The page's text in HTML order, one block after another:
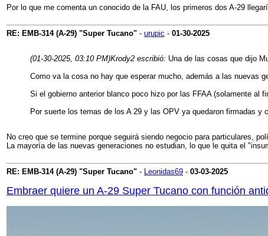
Por lo que me comenta un conocido de la FAU, los primeros dos A-29
RE: EMB-314 (A-29) "Super Tucano" - urupic - 01-30-2025
(01-30-2025, 03:10 PM)Krody2 escribió: Una de las cosas que dijo
Como va la cosa no hay que esperar mucho, además a las nuevas
Si el gobierno anterior blanco poco hizo por las FFAA (solamente al
Por suerte los temas de los A 29 y las OPV ya quedaron firmadas y
No creo que se termine porque seguirá siendo negocio para particulares,
La mayoría de las nuevas generaciones no estudian, lo que le quita el
RE: EMB-314 (A-29) "Super Tucano" - Leonidas69 - 03-03-2025
Embraer quiere un A-29 Super Tucano con función